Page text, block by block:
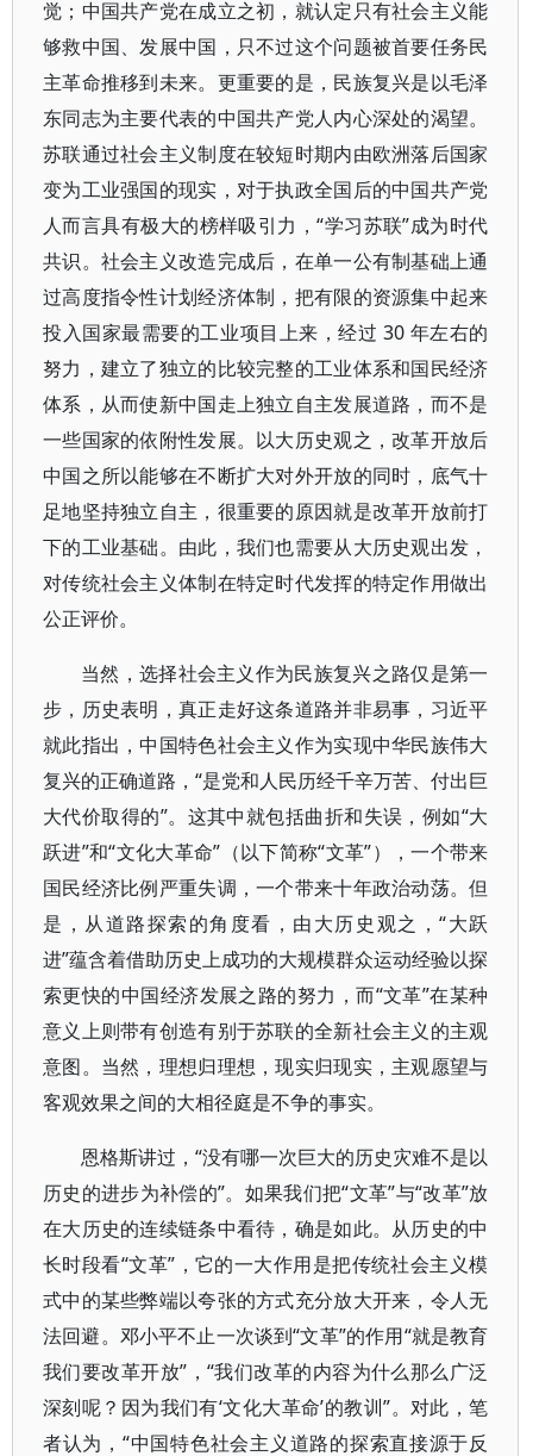
觉；中国共产党在成立之初，就认定只有社会主义能
够救中国、发展中国，只不过这个问题被首要任务民
主革命推移到未来。更重要的是，民族复兴是以毛泽
东同志为主要代表的中国共产党人内心深处的渴望。
苏联通过社会主义制度在较短时期内由欧洲落后国家
变为工业强国的现实，对于执政全国后的中国共产党
人而言具有极大的榜样吸引力，“学习苏联”成为时代
共识。社会主义改造完成后，在单一公有制基础上通
过高度指令性计划经济体制，把有限的资源集中起来
投入国家最需要的工业项目上来，经过 30 年左右的
努力，建立了独立的比较完整的工业体系和国民经济
体系，从而使新中国走上独立自主发展道路，而不是
一些国家的依附性发展。以大历史观之，改革开放后
中国之所以能够在不断扩大对外开放的同时，底气十
足地坚持独立自主，很重要的原因就是改革开放前打
下的工业基础。由此，我们也需要从大历史观出发，
对传统社会主义体制在特定时代发挥的特定作用做出
公正评价。
当然，选择社会主义作为民族复兴之路仅是第一
步，历史表明，真正走好这条道路并非易事，习近平
就此指出，中国特色社会主义作为实现中华民族伟大
复兴的正确道路，“是党和人民历经千辛万苦、付出巨
大代价取得的”。这其中就包括曲折和失误，例如“大
跃进”和“文化大革命”（以下简称“文革”），一个带来
国民经济比例严重失调，一个带来十年政治动荡。但
是，从道路探索的角度看，由大历史观之，“大跃
进”蕴含着借助历史上成功的大规模群众运动经验以探
索更快的中国经济发展之路的努力，而“文革”在某种
意义上则带有创造有别于苏联的全新社会主义的主观
意图。当然，理想归理想，现实归现实，主观愿望与
客观效果之间的大相径庭是不争的事实。
恩格斯讲过，“没有哪一次巨大的历史灾难不是以
历史的进步为补偿的”。如果我们把“文革”与“改革”放
在大历史的连续链条中看待，确是如此。从历史的中
长时段看“文革”，它的一大作用是把传统社会主义模
式中的某些弊端以夸张的方式充分放大开来，令人无
法回避。邓小平不止一次谈到“文革”的作用“就是教育
我们要改革开放”，“我们改革的内容为什么那么广泛
深刻呢？因为我们有‘文化大革命’的教训”。对此，笔
者认为，“中国特色社会主义道路的探索直接源于反